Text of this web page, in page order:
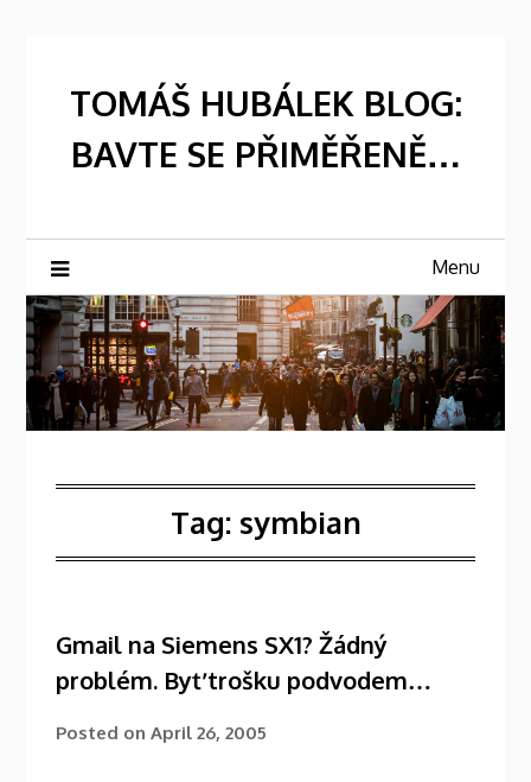
TOMÁŠ HUBÁLEK BLOG:
BAVTE SE PŘIMĚŘENĚ…
Menu
Tag: symbian
Gmail na Siemens SX1? Žádný
problém. Byť trošku podvodem…
Posted onApril 26, 2005